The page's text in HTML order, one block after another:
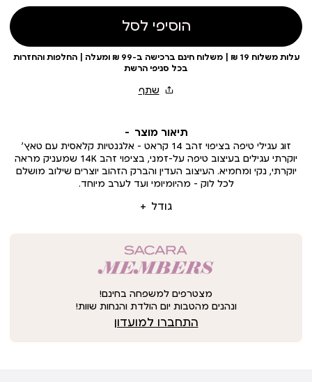
הוסיפי לסל
עלות משלוח 19 ₪ | משלוח חינם ברכישה ב-99 ₪ ומעלה | החלפות והחזרות
בכל סניפי הרשת
תיאור מוצר
גודל
זוג עגילי טיפה בציפוי זהב 14 קראט – אלגנטיות קלאסית עם טאץ’
יוקרתי עגילים בעיצוב טיפה על-זמני, בציפוי זהב 14K שמעניק מראה
יוקרתי, נקי ומחמיא. העיצוב העדין והברק הזהוב יוצרים שילוב מושלם
לכל לוק – מהיומיומי ועד לערב מיוחד.
מצטרפים למשפחה בחינם!
ונהנים מהטבות יום הולדת והנחות שוות!
התחברו למועדון